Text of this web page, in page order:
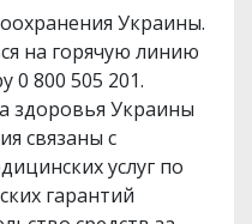
Украины.
на горячую линию
0 800 505 201.
здоровья Украины
связаны с
услуг по
гарантий